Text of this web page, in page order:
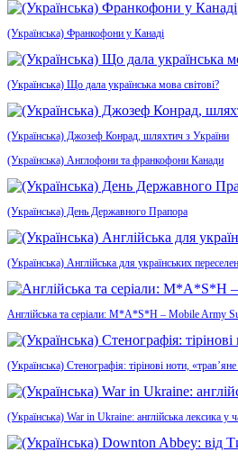
(Українська) Франкофони у Канаді
(Українська) Що дала українська мова світові?
(Українська) Джозеф Конрад, шляхтич з України
(Українська) Англофони та франкофони Канади
(Українська) День Державного Прапора
(Українська) Англійська для українських
Англійська та серіали: M*A*S*H – Mobile Army
(Українська) Стенографія: тірінові ноти,
(Українська) War in Ukraine: англійська лексика у